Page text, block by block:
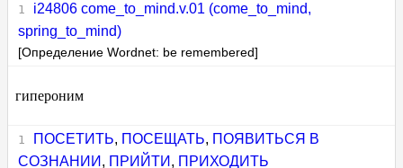
i24806 come_to_mind.v.01 (come_to_mind,
spring_to_mind)
[Определение Wordnet: be remembered]
гипероним
ПОСЕТИТЬ, ПОСЕЩАТЬ, ПОЯВИТЬСЯ В
СОЗНАНИИ , ПРИЙТИ , ПРИХОДИТЬ